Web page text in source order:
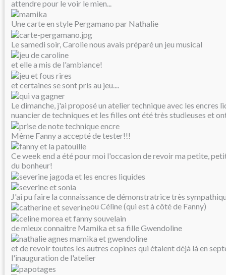
attendre pour le voir le mien...
Une carte en style Pergamano par Nathalie
Le samedi soir, Carolie nous avais préparé un jeu musical
et elle a mis de l'ambiance!
et certaines se sont pris au jeu....
Le dimanche, j'ai proposé un atelier technique avec les encres
nuancier de techniques et les filles ont été très studieuses et
Même Fanny a accepté de tester!!!
Ce week end a été pour moi l'occasion de revoir ma petite,
du bonheur!
J'ai pu faire la connaissance de démonstratrice très
ou Céline (qui est à côté de Fanny)
de mieux connaitre Mamika et sa fille Gwendoline
et de revoir toutes les autres copines qui étaient déjà là en
l'inauguration de l'atelier